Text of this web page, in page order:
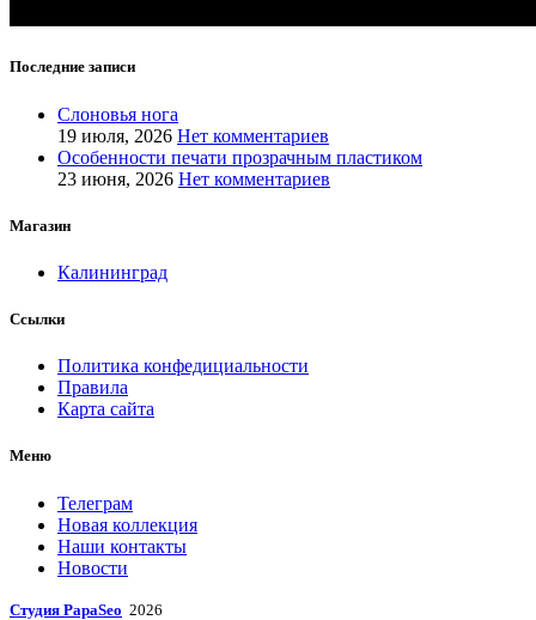
Последние записи
Слоновья нога
19 июля, 2026 Нет комментариев
Особенности печати прозрачным пластиком
23 июня, 2026 Нет комментариев
Магазин
Калининград
Ссылки
Политика конфедициальности
Правила
Карта сайта
Меню
Телеграм
Новая коллекция
Наши контакты
Новости
Студия PapaSeo 2026